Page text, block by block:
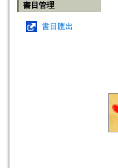
書目管理
書目匯出